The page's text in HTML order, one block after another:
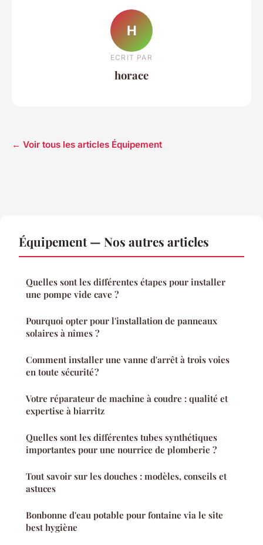
H
ECRIT PAR
horace
← Voir tous les articles Équipement
Équipement — Nos autres articles
Quelles sont les différentes étapes pour installer
une pompe vide cave ?
Pourquoi opter pour l'installation de panneaux
solaires à nîmes ?
Comment installer une vanne d'arrêt à trois voies
en toute sécurité ?
Votre réparateur de machine à coudre : qualité et
expertise à biarritz
Quelles sont les différentes tubes synthétiques
importantes pour une nourrice de plomberie ?
Tout savoir sur les douches : modèles, conseils et
astuces
Bonbonne d'eau potable pour fontaine via le site
best hygiène